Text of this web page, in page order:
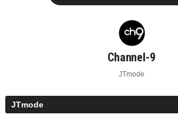
Channel-9
JTmode
JTmode